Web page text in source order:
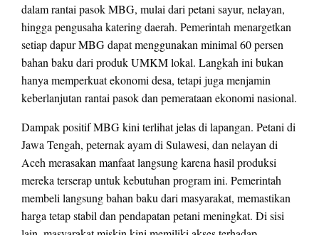
dalam rantai pasok MBG, mulai dari petani sayur, nelayan,
hingga pengusaha katering daerah. Pemerintah menargetkan
setiap dapur MBG dapat menggunakan minimal 60 persen
bahan baku dari produk UMKM lokal. Langkah ini bukan
hanya memperkuat ekonomi desa, tetapi juga menjamin
keberlanjutan rantai pasok dan pemerataan ekonomi nasional.
Dampak positif MBG kini terlihat jelas di lapangan. Petani di
Jawa Tengah, peternak ayam di Sulawesi, dan nelayan di
Aceh merasakan manfaat langsung karena hasil produksi
mereka terserap untuk kebutuhan program ini. Pemerintah
membeli langsung bahan baku dari masyarakat, memastikan
harga tetap stabil dan pendapatan petani meningkat. Di sisi